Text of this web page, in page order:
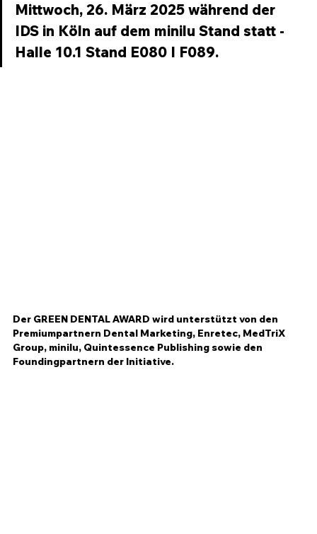
Mittwoch, 26. März 2025 während der
IDS in Köln auf dem minilu Stand statt -
Halle 10.1 Stand E080 I F089.
Der GREEN DENTAL AWARD wird unterstützt von den
Premiumpartnern Dental Marketing, Enretec, MedTriX
Group, minilu, Quintessence Publishing sowie den
Foundingpartnern der Initiative.